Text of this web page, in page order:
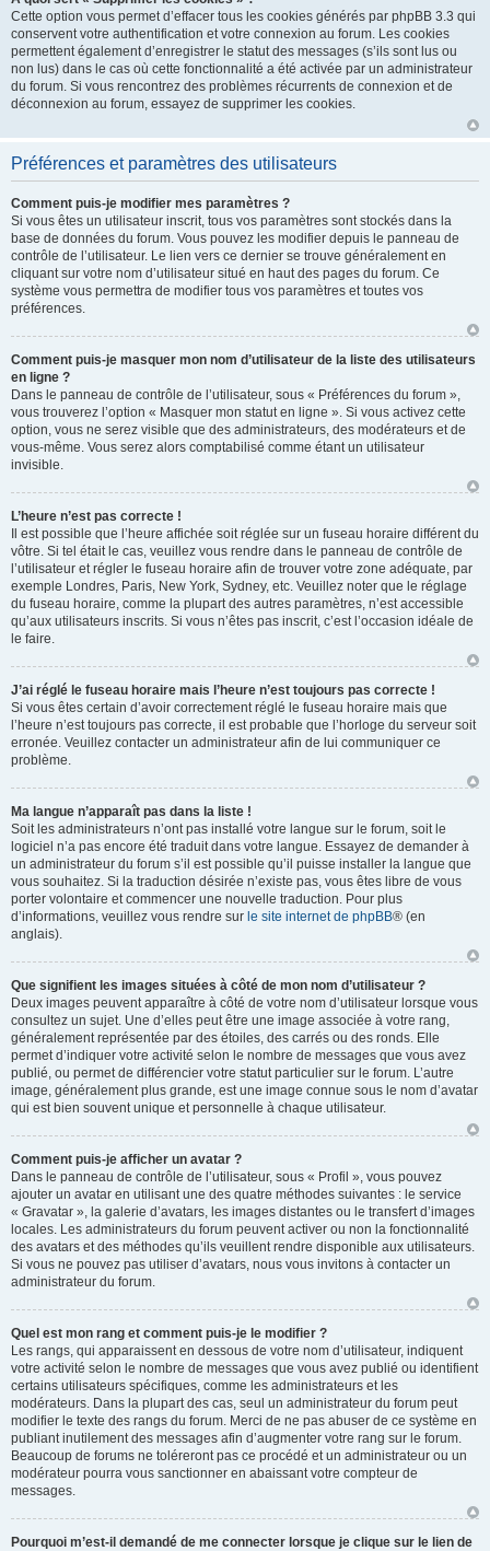
Cette option vous permet d’effacer tous les cookies générés par phpBB 3.3 qui
conservent votre authentification et votre connexion au forum. Les cookies
permettent également d’enregistrer le statut des messages (s’ils sont lus ou
non lus) dans le cas où cette fonctionnalité a été activée par un administrateur
du forum. Si vous rencontrez des problèmes récurrents de connexion et de
déconnexion au forum, essayez de supprimer les cookies.
Préférences et paramètres des utilisateurs
Comment puis-je modifier mes paramètres ?
Si vous êtes un utilisateur inscrit, tous vos paramètres sont stockés dans la
base de données du forum. Vous pouvez les modifier depuis le panneau de
contrôle de l’utilisateur. Le lien vers ce dernier se trouve généralement en
cliquant sur votre nom d’utilisateur situé en haut des pages du forum. Ce
système vous permettra de modifier tous vos paramètres et toutes vos
préférences.
Comment puis-je masquer mon nom d’utilisateur de la liste des utilisateurs
en ligne ?
Dans le panneau de contrôle de l’utilisateur, sous « Préférences du forum »,
vous trouverez l’option « Masquer mon statut en ligne ». Si vous activez cette
option, vous ne serez visible que des administrateurs, des modérateurs et de
vous-même. Vous serez alors comptabilisé comme étant un utilisateur
invisible.
L’heure n’est pas correcte !
Il est possible que l’heure affichée soit réglée sur un fuseau horaire différent du
vôtre. Si tel était le cas, veuillez vous rendre dans le panneau de contrôle de
l’utilisateur et régler le fuseau horaire afin de trouver votre zone adéquate, par
exemple Londres, Paris, New York, Sydney, etc. Veuillez noter que le réglage
du fuseau horaire, comme la plupart des autres paramètres, n’est accessible
qu’aux utilisateurs inscrits. Si vous n’êtes pas inscrit, c’est l’occasion idéale de
le faire.
J’ai réglé le fuseau horaire mais l’heure n’est toujours pas correcte !
Si vous êtes certain d’avoir correctement réglé le fuseau horaire mais que
l’heure n’est toujours pas correcte, il est probable que l’horloge du serveur soit
erronée. Veuillez contacter un administrateur afin de lui communiquer ce
problème.
Ma langue n’apparaît pas dans la liste !
Soit les administrateurs n’ont pas installé votre langue sur le forum, soit le
logiciel n’a pas encore été traduit dans votre langue. Essayez de demander à
un administrateur du forum s’il est possible qu’il puisse installer la langue que
vous souhaitez. Si la traduction désirée n’existe pas, vous êtes libre de vous
porter volontaire et commencer une nouvelle traduction. Pour plus
d’informations, veuillez vous rendre sur le site internet de phpBB® (en
anglais).
Que signifient les images situées à côté de mon nom d’utilisateur ?
Deux images peuvent apparaître à côté de votre nom d’utilisateur lorsque vous
consultez un sujet. Une d’elles peut être une image associée à votre rang,
généralement représentée par des étoiles, des carrés ou des ronds. Elle
permet d’indiquer votre activité selon le nombre de messages que vous avez
publié, ou permet de différencier votre statut particulier sur le forum. L’autre
image, généralement plus grande, est une image connue sous le nom d’avatar
qui est bien souvent unique et personnelle à chaque utilisateur.
Comment puis-je afficher un avatar ?
Dans le panneau de contrôle de l’utilisateur, sous « Profil », vous pouvez
ajouter un avatar en utilisant une des quatre méthodes suivantes : le service
« Gravatar », la galerie d’avatars, les images distantes ou le transfert d’images
locales. Les administrateurs du forum peuvent activer ou non la fonctionnalité
des avatars et des méthodes qu’ils veuillent rendre disponible aux utilisateurs.
Si vous ne pouvez pas utiliser d’avatars, nous vous invitons à contacter un
administrateur du forum.
Quel est mon rang et comment puis-je le modifier ?
Les rangs, qui apparaissent en dessous de votre nom d’utilisateur, indiquent
votre activité selon le nombre de messages que vous avez publié ou identifient
certains utilisateurs spécifiques, comme les administrateurs et les
modérateurs. Dans la plupart des cas, seul un administrateur du forum peut
modifier le texte des rangs du forum. Merci de ne pas abuser de ce système en
publiant inutilement des messages afin d’augmenter votre rang sur le forum.
Beaucoup de forums ne toléreront pas ce procédé et un administrateur ou un
modérateur pourra vous sanctionner en abaissant votre compteur de
messages.
Pourquoi m’est-il demandé de me connecter lorsque je clique sur le lien de